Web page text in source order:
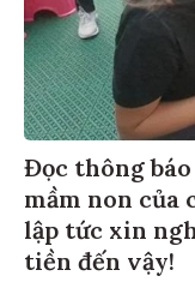
Đọc thông
mầm non của
lập tức xin
tiền đến vậy!